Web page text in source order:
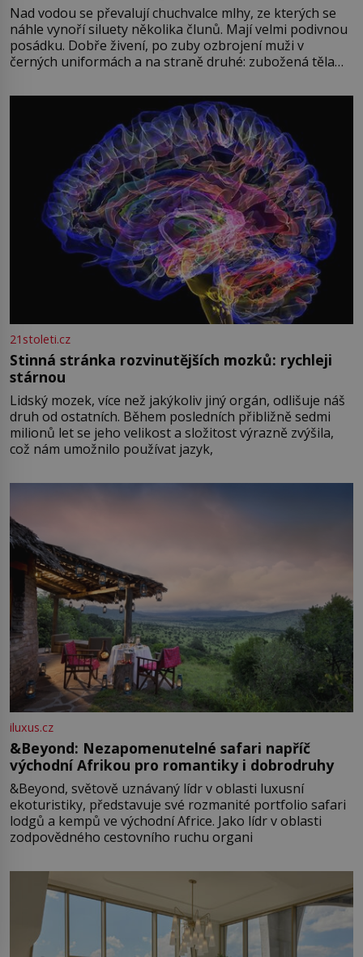
Nad vodou se převalují chuchvalce mlhy, ze kterých se
náhle vynoří siluety několika člunů. Mají velmi podivnou
posádku. Dobře živení, po zuby ozbrojení muži v
černých uniformách a na straně druhé: zubožená těla
přízračná scéna znamená? Je jaro roku 1945, druhá
světová válka se chýlí ke konci. Jezero Stolpsee
21stoleti.cz
Stinná stránka rozvinutějších mozků: rychleji
stárnou
Lidský mozek, více než jakýkoliv jiný orgán, odlišuje náš
druh od ostatních. Během posledních přibližně sedmi
milionů let se jeho velikost a složitost výrazně zvýšila,
což nám umožnilo používat jazyk,
iluxus.cz
&Beyond: Nezapomenutelné safari napříč
východní Afrikou pro romantiky i dobrodruhy
&Beyond, světově uznávaný lídr v oblasti luxusní
ekoturistiky, představuje své rozmanité portfolio safari
lodgů a kempů ve východní Africe. Jako lídr v oblasti
zodpovědného cestovního ruchu organi